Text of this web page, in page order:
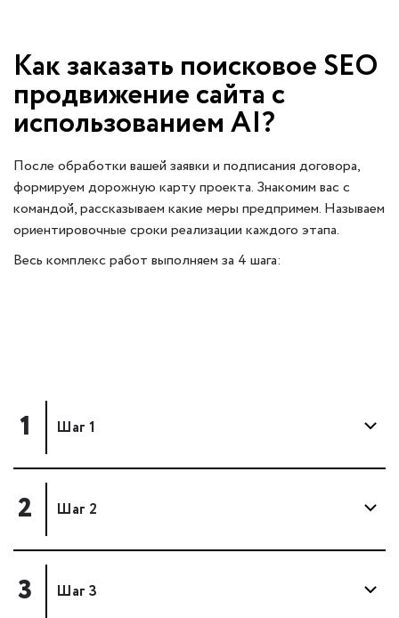
Как заказать поисковое SEO
продвижение сайта с
использованием AI?
После обработки вашей заявки и подписания договора,
формируем дорожную карту проекта. Знакомим вас с
командой, рассказываем какие меры предпримем. Называем
ориентировочные сроки реализации каждого этапа.
Весь комплекс работ выполняем за 4 шага:
1 Шаг 1
2 Шаг 2
3 Шаг 3